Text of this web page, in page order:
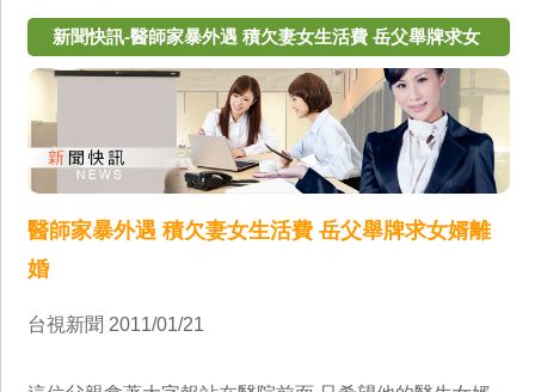
新聞快訊-醫師家暴外遇 積欠妻女生活費 岳父舉牌求女
婿離婚
醫師家暴外遇 積欠妻女生活費 岳父舉牌求女婿離
婚
台視新聞 2011/01/21